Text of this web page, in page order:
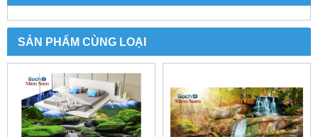
SẢN PHẨM CÙNG LOẠI